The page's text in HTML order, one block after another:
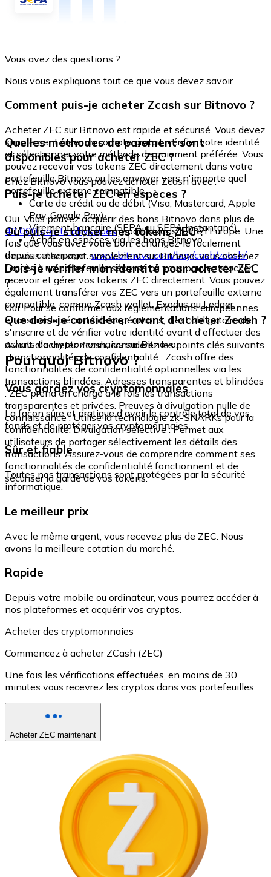
Vous avez des questions ?
Nous vous expliquons tout ce que vous devez savoir
Comment puis-je acheter Zcash sur Bitnovo ?
Acheter ZEC sur Bitnovo est rapide et sécurisé. Vous devez
simplement créer un compte gratuit, vérifier votre identité
et sélectionner votre méthode de paiement préférée. Vous
pouvez recevoir vos tokens ZEC directement dans votre
portefeuille Bitnovo ou les envoyer vers n'importe quel
portefeuille externe compatible.
Quelles méthodes de paiement sont
disponibles pour acheter ZEC ?
Chez Bitnovo vous pouvez acheter Zcash avec :
Carte de crédit ou de débit (Visa, Mastercard, Apple
Pay, Google Pay)
Virement bancaire (SEPA ou SEPA Instantané)
Achat en espèces via les bons Bitnovo
Puis-je acheter ZEC en espèces ?
Oui. Vous pouvez acquérir des bons Bitnovo dans plus de
40 000 points physiquesrépartis dans toute l'Europe. Une
fois que vous avez votre bon, échangez-le facilement
depuis cette page :www.bitnovo.com/buy/cash/zcash/
Où puis-je stocker mes tokens ZEC ?
En vous inscrivant simplement sur Bitnovo, vous obtenez
l'accès à un portefeuille sécurisé où vous pouvez stocker,
recevoir et gérer vos tokens ZEC directement. Vous pouvez
également transférer vos ZEC vers un portefeuille externe
compatible, comme Zcash wallet, Exodus ou Ledger.
Dois-je vérifier mon identité pour acheter ZEC
?
Oui. Pour se conformer aux réglementations européennes
et assurer la sécurité des opérations, il est obligatoire de
s'inscrire et de vérifier votre identité avant d'effectuer des
achats de cryptomonnaies sur Bitnovo.
Que dois-je considérer avant d'acheter Zcash ?
Avant d'acheter Zcash, considérez les points clés suivants
: Fonctionnalités de confidentialité : Zcash offre des
fonctionnalités de confidentialité optionnelles via les
transactions blindées. Adresses transparentes et blindées
: ZEC prend en charge à la fois les transactions
transparentes et privées. Preuves à divulgation nulle de
connaissance : Utilise la technologie zk-SNARKs pour la
confidentialité. Divulgation sélective : Permet aux
utilisateurs de partager sélectivement les détails des
transactions. Assurez-vous de comprendre comment ses
fonctionnalités de confidentialité fonctionnent et de
sécuriser la garde de vos tokens.
Pourquoi Bitnovo ?
Vous gardez vos cryptomonnaies
La façon sûre et pratique d'avoir le contrôle total de vos
fonds et de protéger vos cryptomonnaies.
Sûr et fiable
Toutes nos transactions sont protégées par la sécurité
informatique.
Le meilleur prix
Avec le même argent, vous recevez plus de ZEC. Nous
avons la meilleure cotation du marché.
Rapide
Depuis votre mobile ou ordinateur, vous pourrez accéder à
nos plateformes et acquérir vos cryptos.
Acheter des cryptomonnaies
Commencez à acheter ZCash (ZEC)
Une fois les vérifications effectuées, en moins de 30
minutes vous recevrez les cryptos dans vos portefeuilles.
Acheter ZEC maintenant